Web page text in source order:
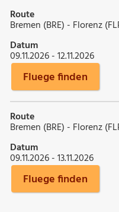
Route
Bremen (BRE) - Florenz
Datum
09.11.2026 - 12.11.2026
Fluege finden
Route
Bremen (BRE) - Florenz
Datum
09.11.2026 - 13.11.2026
Fluege finden